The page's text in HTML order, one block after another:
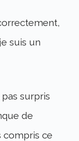
suis un
surpris
de
compris ce